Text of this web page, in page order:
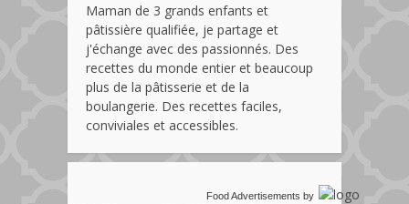
Maman de 3 grands enfants et
pâtissière qualifiée, je partage et
j'échange avec des passionnés. Des
recettes du monde entier et beaucoup
plus de la pâtisserie et de la
boulangerie. Des recettes faciles,
conviviales et accessibles.
Food Advertisements by